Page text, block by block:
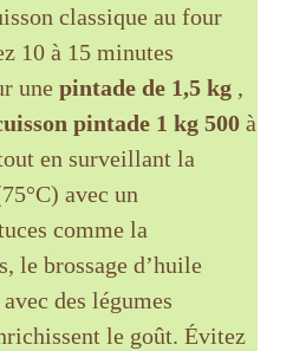
classique au four
10 à 15 minutes
une pintade de 1,5 kg ,
pintade 1 kg 500 à
en surveillant la
avec un
comme la
le brossage d’huile
des légumes
le goût. Évitez